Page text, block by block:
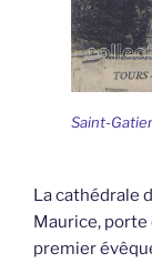
Saint-
La cathédrale
Maurice, porte
premier